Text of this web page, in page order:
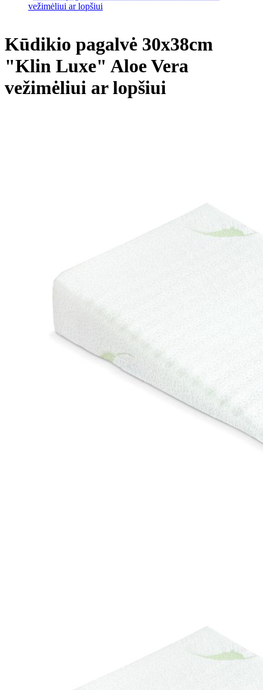
vežimėliui ar lopšiui
Kūdikio pagalvė 30x38cm
"Klin Luxe" Aloe Vera
vežimėliui ar lopšiui